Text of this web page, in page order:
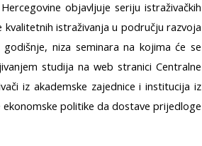
objavljuje seriju istraživačkih
istraživanja u području razvoja
niza seminara na kojima će se
studija na web stranici Centralne
iz akademske zajednice i institucija iz
politike da dostave prijedloge